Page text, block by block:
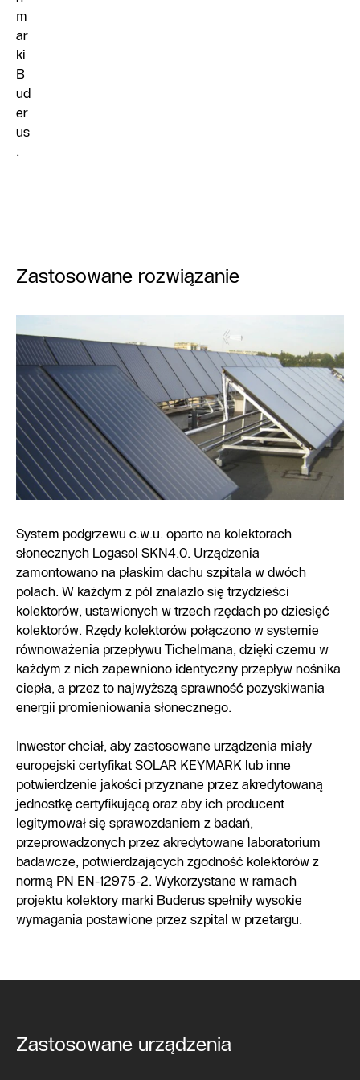
m
ar
ki
B
ud
er
us
.
Zastosowane rozwiązanie
System podgrzewu c.w.u. oparto na kolektorach
słonecznych Logasol SKN4.0. Urządzenia
zamontowano na płaskim dachu szpitala w dwóch
polach. W każdym z pól znalazło się trzydzieści
kolektorów, ustawionych w trzech rzędach po dziesięć
kolektorów. Rzędy kolektorów połączono w systemie
równoważenia przepływu Tichelmana, dzięki czemu w
każdym z nich zapewniono identyczny przepływ nośnika
ciepła, a przez to najwyższą sprawność pozyskiwania
energii promieniowania słonecznego.
Inwestor chciał, aby zastosowane urządzenia miały
europejski certyfikat SOLAR KEYMARK lub inne
potwierdzenie jakości przyznane przez akredytowaną
jednostkę certyfikującą oraz aby ich producent
legitymował się sprawozdaniem z badań,
przeprowadzonych przez akredytowane laboratorium
badawcze, potwierdzających zgodność kolektorów z
normą PN EN-12975-2. Wykorzystane w ramach
projektu kolektory marki Buderus spełniły wysokie
wymagania postawione przez szpital w przetargu.
Zastosowane urządzenia